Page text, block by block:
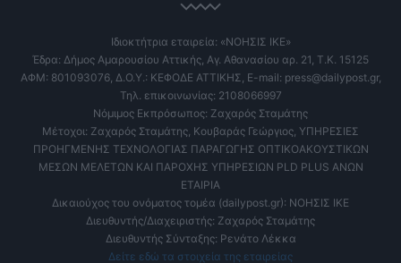
Ιδιοκτήτρια εταιρεία: «ΝΟΗΣΙΣ ΙΚΕ»
Έδρα: Δήμος Αμαρουσίου Αττικής, Αγ. Αθανασίου αρ. 21, Τ.Κ. 15125
ΑΦΜ: 801093076, Δ.Ο.Υ.: ΚΕΦΟΔΕ ΑΤΤΙΚΗΣ, E-mail: press@dailypost.gr,
Τηλ. επικοινωνίας: 2108066997
Νόμιμος Εκπρόσωπος: Ζαχαρός Σταμάτης
Μέτοχοι: Ζαχαρός Σταμάτης, Κουβαράς Γεώργιος, ΥΠΗΡΕΣΙΕΣ
ΠΡΟΗΓΜΕΝΗΣ ΤΕΧΝΟΛΟΓΙΑΣ ΠΑΡΑΓΩΓΗΣ ΟΠΤΙΚΟΑΚΟΥΣΤΙΚΩΝ
ΜΕΣΩΝ ΜΕΛΕΤΩΝ ΚΑΙ ΠΑΡΟΧΗΣ ΥΠΗΡΕΣΙΩΝ PLD PLUS ΑΝΩΝ
ΕΤΑΙΡΙΑ
Δικαιούχος του ονόματος τομέα (dailypost.gr): ΝΟΗΣΙΣ ΙΚΕ
Διευθυντής/Διαχειριστής: Ζαχαρός Σταμάτης
Διευθυντής Σύνταξης: Ρενάτο Λέκκα
Δείτε εδώ τα στοιχεία της εταιρείας